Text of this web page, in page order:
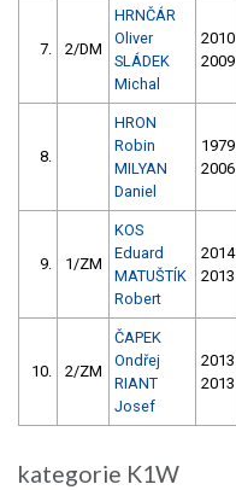
7. 2/DM
HRNČÁR
Oliver
SLÁDEK
Michal
2010
2009
8.
HRON
Robin
MILYAN
Daniel
1979
2006
9. 1/ZM
KOS
Eduard
MATUŠTÍK
Robert
2014
2013
10. 2/ZM
ČAPEK
Ondřej
RIANT
Josef
2013
2013
kategorie K1W